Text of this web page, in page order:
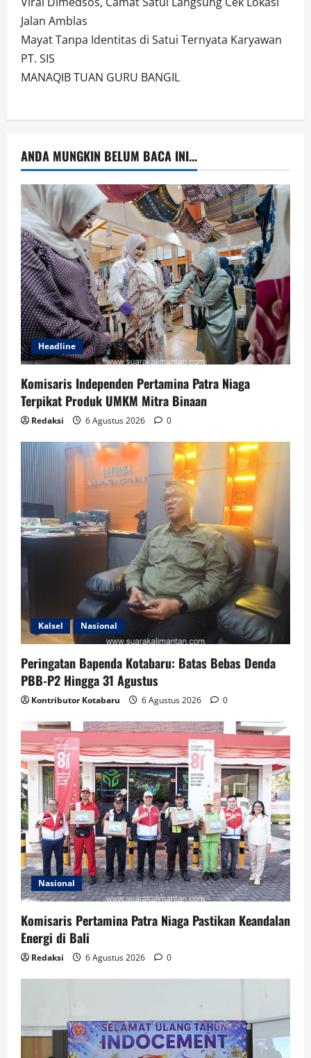
Jalan Amblas
Mayat Tanpa Identitas di Satui Ternyata Karyawan
PT. SIS
MANAQIB TUAN GURU BANGIL
ANDA MUNGKIN BELUM BACA INI...
Headline
Komisaris Independen Pertamina Patra Niaga
Terpikat Produk UMKM Mitra Binaan
Redaksi 6 Agustus 2026 0
Kalsel Nasional
Peringatan Bapenda Kotabaru: Batas Bebas Denda
PBB-P2 Hingga 31 Agustus
Kontributor Kotabaru 6 Agustus 2026 0
Nasional
Komisaris Pertamina Patra Niaga Pastikan Keandalan
Energi di Bali
Redaksi 6 Agustus 2026 0